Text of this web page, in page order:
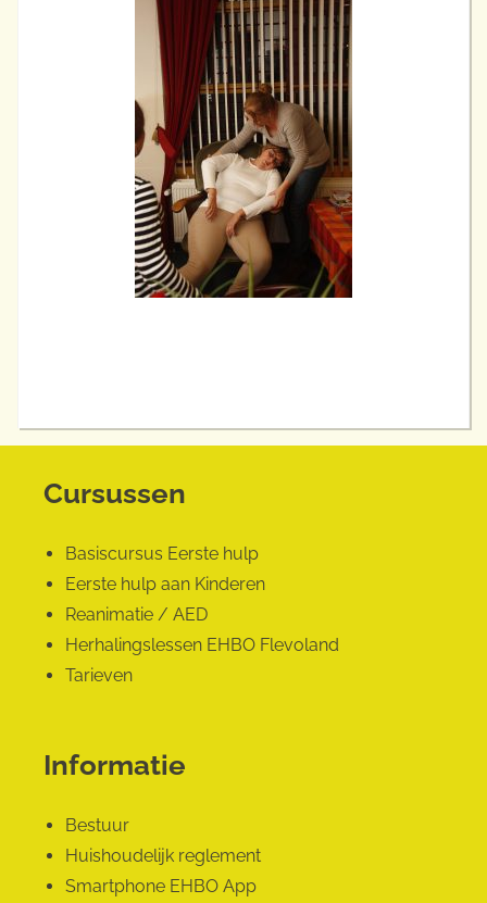
Cursussen
Basiscursus Eerste hulp
Eerste hulp aan Kinderen
Reanimatie / AED
Herhalingslessen EHBO Flevoland
Tarieven
Informatie
Bestuur
Huishoudelijk reglement
Smartphone EHBO App